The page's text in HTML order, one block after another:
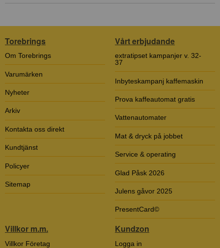
Torebrings
Om Torebrings
Varumärken
Nyheter
Arkiv
Kontakta oss direkt
Kundtjänst
Policyer
Sitemap
Vårt erbjudande
extratipset kampanjer v. 32-
37
Inbyteskampanj kaffemaskin
Prova kaffeautomat gratis
Vattenautomater
Mat & dryck på jobbet
Service & operating
Glad Påsk 2026
Julens gåvor 2025
PresentCard©
Villkor m.m.
Villkor Företag
Kundzon
Logga in